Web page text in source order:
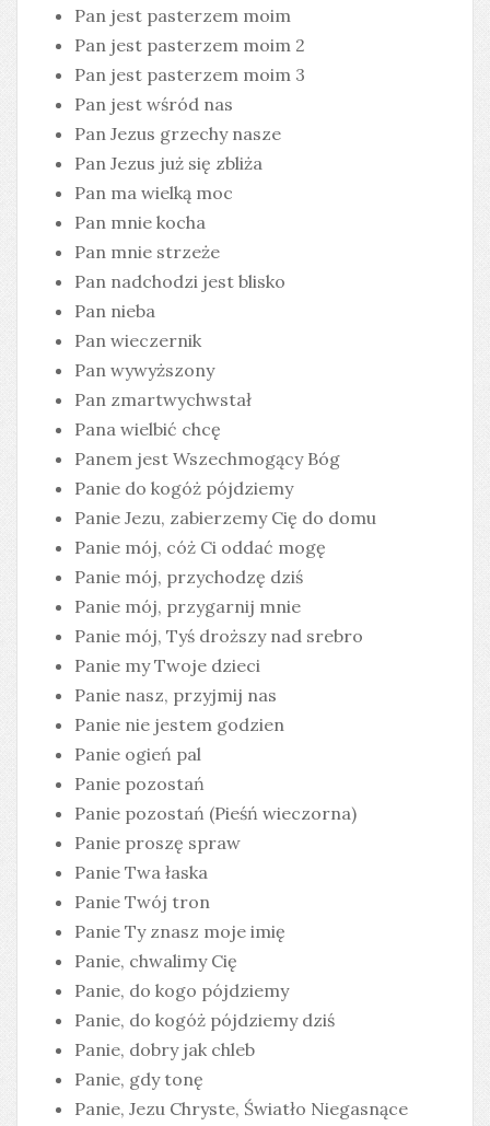
Pan jest pasterzem moim
Pan jest pasterzem moim 2
Pan jest pasterzem moim 3
Pan jest wśród nas
Pan Jezus grzechy nasze
Pan Jezus już się zbliża
Pan ma wielką moc
Pan mnie kocha
Pan mnie strzeże
Pan nadchodzi jest blisko
Pan nieba
Pan wieczernik
Pan wywyższony
Pan zmartwychwstał
Pana wielbić chcę
Panem jest Wszechmogący Bóg
Panie do kogóż pójdziemy
Panie Jezu, zabierzemy Cię do domu
Panie mój, cóż Ci oddać mogę
Panie mój, przychodzę dziś
Panie mój, przygarnij mnie
Panie mój, Tyś droższy nad srebro
Panie my Twoje dzieci
Panie nasz, przyjmij nas
Panie nie jestem godzien
Panie ogień pal
Panie pozostań
Panie pozostań (Pieśń wieczorna)
Panie proszę spraw
Panie Twa łaska
Panie Twój tron
Panie Ty znasz moje imię
Panie, chwalimy Cię
Panie, do kogo pójdziemy
Panie, do kogóż pójdziemy dziś
Panie, dobry jak chleb
Panie, gdy tonę
Panie, Jezu Chryste, Światło Niegasnące